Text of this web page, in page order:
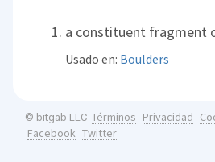
a constituent fragment
Usado en: Boulders
© bitgab LLC Términos Privacidad
Facebook Twitter